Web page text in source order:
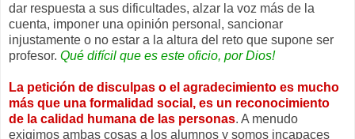
dar respuesta a sus dificultades, alzar la voz más de la
cuenta, imponer una opinión personal, sancionar
injustamente o no estar a la altura del reto que supone ser
profesor. Qué difícil que es este oficio, por Dios!
La petición de disculpas o el agradecimiento es mucho
más que una formalidad social, es un reconocimiento
de la calidad humana de las personas. A menudo
exigimos ambas cosas a los alumnos y somos incapaces